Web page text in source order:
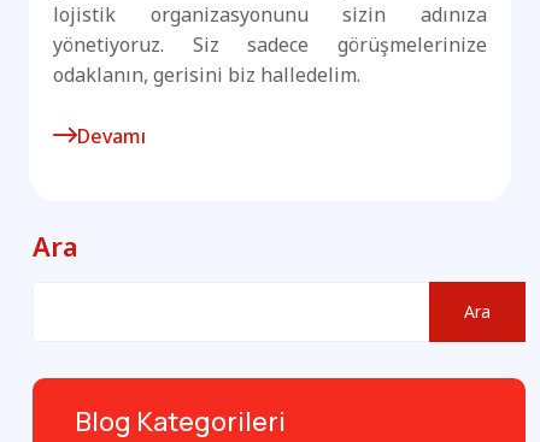
lojistik organizasyonunu sizin adınıza
yönetiyoruz. Siz sadece görüşmelerinize
odaklanın, gerisini biz halledelim.
Devamı
Ara
Ara
Blog Kategorileri